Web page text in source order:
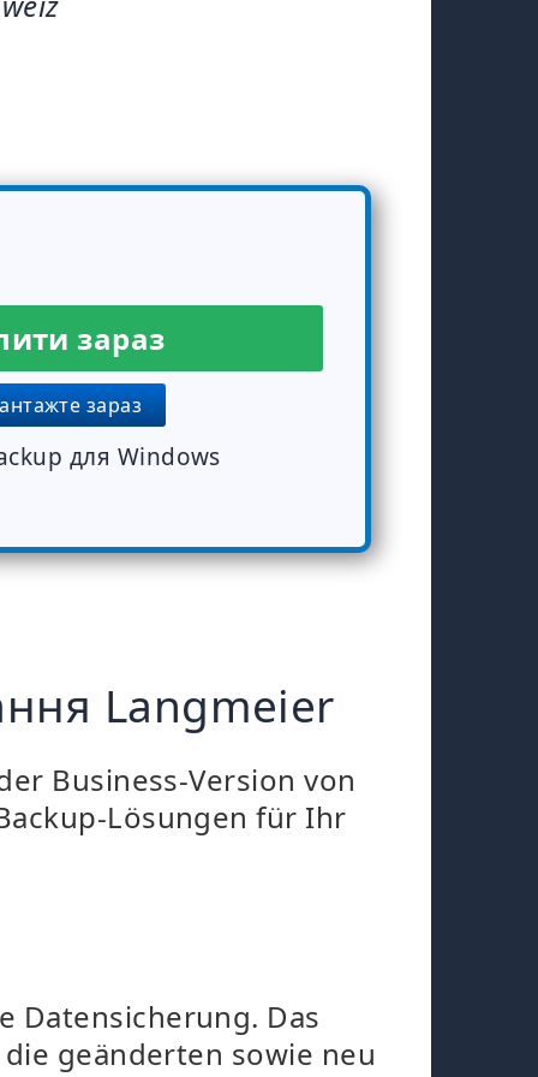
зараз
зараз
для Windows
Langmeier
Business-Version von
Lösungen für Ihr
Datensicherung. Das
geänderten sowie neu